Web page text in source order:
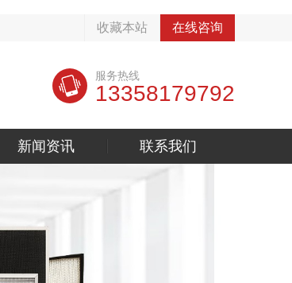
收藏本站 在线咨询
服务热线
13358179792
新闻资讯 联系我们